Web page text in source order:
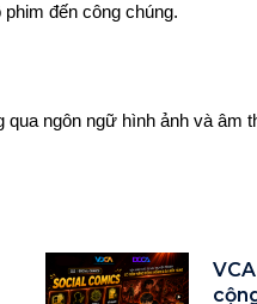
đến công chúng.
ngôn ngữ hình ảnh và âm